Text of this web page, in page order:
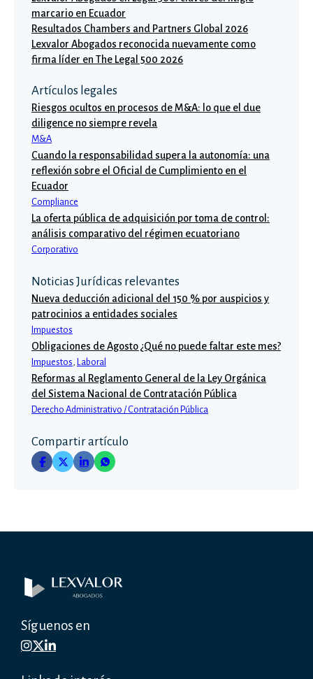
marcario en Ecuador
Resultados Chambers and Partners Global 2026
Lexvalor Abogados reconocida nuevamente como
firma líder en The Legal 500 2026
Artículos legales
Riesgos ocultos en procesos de M&A: lo que el due
diligence no siempre revela
M&A
Cuando la responsabilidad supera la autonomía: una
reflexión sobre el Oficial de Cumplimiento en el
Ecuador
Compliance
La oferta pública de adquisición por toma de control:
análisis comparativo del régimen ecuatoriano
Corporativo
Noticias Jurídicas relevantes
Nueva deducción adicional del 150 % por auspicios y
patrocinios a entidades sociales
Impuestos
Obligaciones de Agosto ¿Qué no puede faltar este mes?
Impuestos, Laboral
Reformas al Reglamento General de la Ley Orgánica
del Sistema Nacional de Contratación Pública
Derecho Administrativo / Contratación Pública
Compartir artículo
Síguenos en